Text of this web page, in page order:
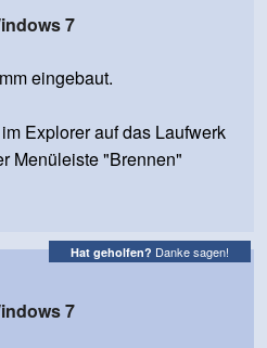
7
eingebaut.
Explorer auf das Laufwerk
Menüleiste "Brennen"
Hat geholfen? Danke sagen!
7